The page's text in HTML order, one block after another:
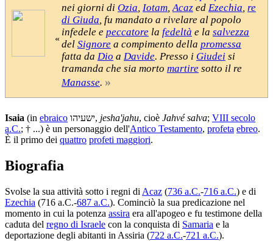
«
nei giorni di Ozia, Iotam,Acaz ed Ezechia, re
di Giuda, fu mandato a rivelare al popolo
infedele e peccatore la fedeltà e la salvezza
del Signore a compimento della promessa
fatta da Dio a Davide. Presso i Giudei si
tramanda che sia morto martire sotto il re
Manasse. »
Isaia (in ebraico ישעיהו, jesha'jahu, cioè Jahvé salva; VIII secolo
a.C.; † ...) è un personaggio dell'Antico Testamento, profeta ebreo.
È il primo dei quattro profeti maggiori.
Biografia
Svolse la sua attività sotto i regni di Acaz (736 a.C.-716 a.C.) e di
Ezechia (716 a.C.-687 a.C.). Cominciò la sua predicazione nel
momento in cui la potenza assira era all'apogeo e fu testimone della
caduta del regno di Israele con la conquista di Samaria e la
deportazione degli abitanti in Assiria (722 a.C.-721 a.C.).